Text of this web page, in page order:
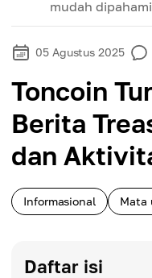
mudah
05 Agustus 2025
Toncoin
Berita
dan
Informasional Mata
Daftar isi